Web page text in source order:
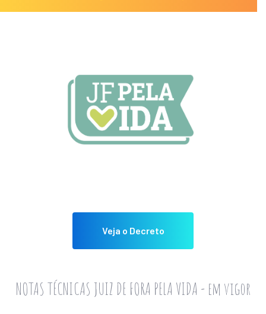
Veja o Decreto
NOTAS TÉCNICAS JUIZ DE FORA PELA VIDA - em vigor